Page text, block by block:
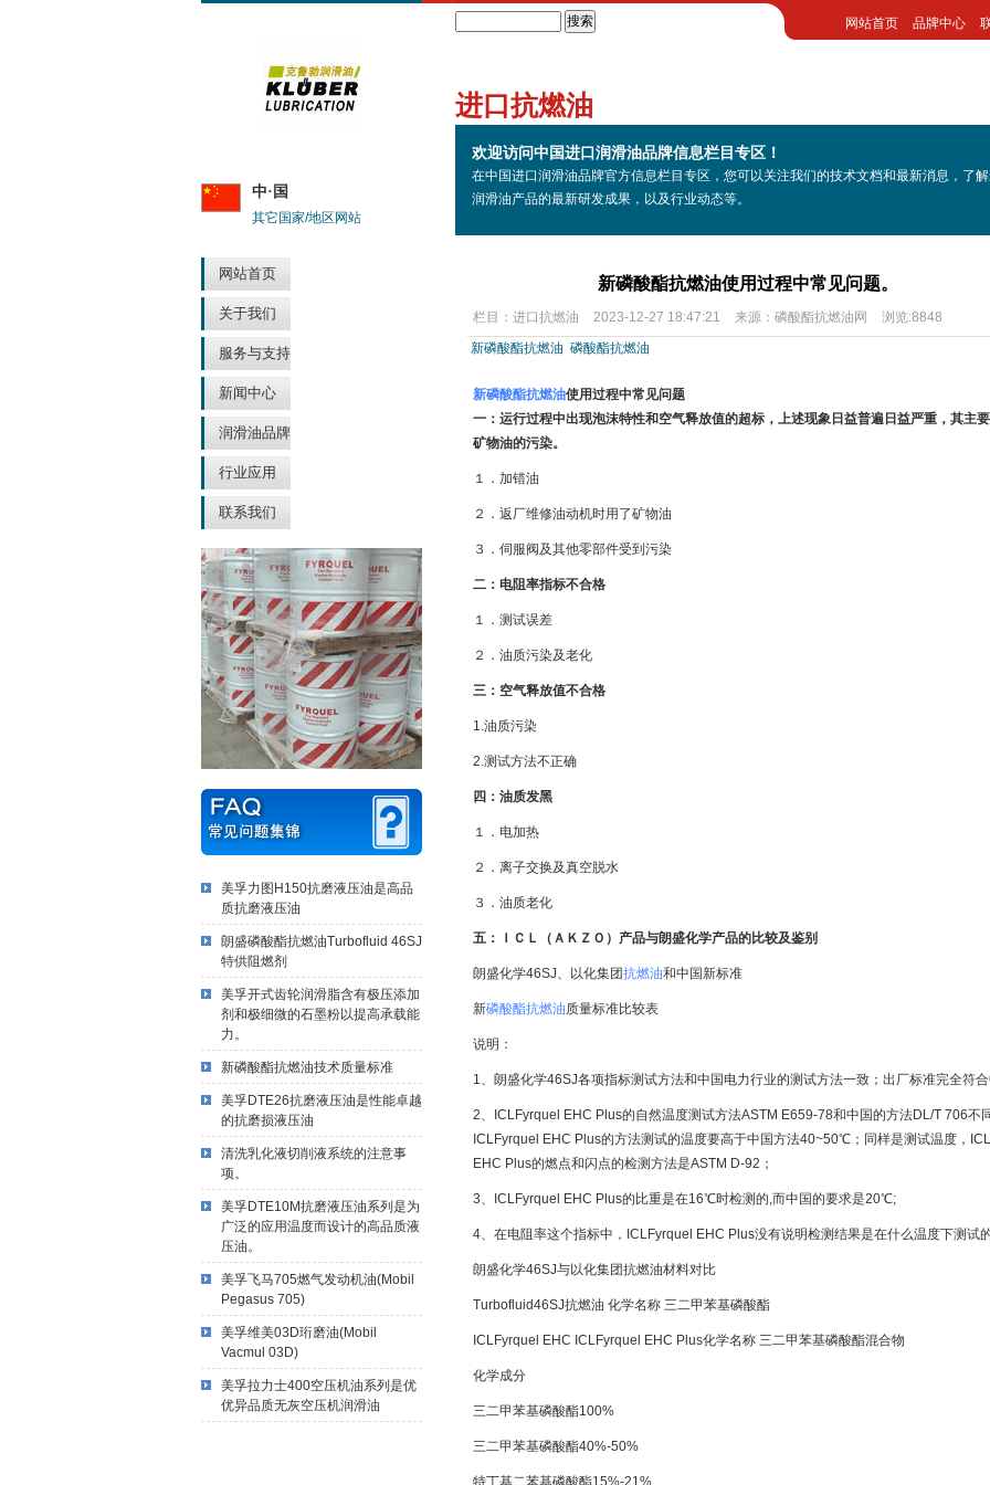
中·国
其它国家/地区网站
网站首页
关于我们
服务与支持
新闻中心
润滑油品牌
行业应用
联系我们
美孚力图H150抗磨液压油是高品
质抗磨液压油
朗盛磷酸酯抗燃油Turbofluid 46SJ
特供阻燃剂
美孚开式齿轮润滑脂含有极压添加
剂和极细微的石墨粉以提高承载能
力。
新磷酸酯抗燃油技术质量标准
美孚DTE26抗磨液压油是性能卓越
的抗磨损液压油
清洗乳化液切削液系统的注意事
项。
美孚DTE10M抗磨液压油系列是为
广泛的应用温度而设计的高品质液
压油。
美孚飞马705燃气发动机油(Mobil
Pegasus 705)
美孚维美03D珩磨油(Mobil
Vacmul 03D)
美孚拉力士400空压机油系列是优
优异品质无灰空压机润滑油
网站首页 品牌中心
进口抗燃油
欢迎访问中国进口润滑油品牌信息栏目专区！
在中国进口润滑油品牌官方信息栏目专区，您可以关注我们的技术文档和最新消息，了
润滑油产品的最新研发成果，以及行业动态等。
新磷酸酯抗燃油使用过程中常见问题。
栏目： 进口抗燃油 2023-12-27 18:47:21 来源： 磷酸酯抗燃油网
浏览:8848
新磷酸酯抗燃油 磷酸酯抗燃油
新磷酸酯抗燃油使用过程中常见问题
一：运行过程中出现泡沫特性和空气释放值的超标，上述现象日益普遍日益严重，其主
矿物油的污染。
１．加错油
２．返厂维修油动机时用了矿物油
３．伺服阀及其他零部件受到污染
二：电阻率指标不合格
１．测试误差
２．油质污染及老化
三：空气释放值不合格
1.油质污染
2.测试方法不正确
四：油质发黑
１．电加热
２．离子交换及真空脱水
３．油质老化
五：ＩＣＬ（ＡＫＺＯ）产品与朗盛化学产品的比较及鉴别
朗盛化学46SJ、以化集团抗燃油和中国新标准
新磷酸酯抗燃油质量标准比较表
说明：
1、朗盛化学46SJ各项指标测试方法和中国电力行业的测试方法一致；出厂标准完全符
2、ICLFyrquel EHC Plus的自然温度测试方法ASTM E659‐78和中国的方法DL/T 706不
ICLFyrquel EHC Plus的方法测试的温度要高于中国方法40~50℃；同样是测试温度，
EHC Plus的燃点和闪点的检测方法是ASTM D‐92；
3、ICLFyrquel EHC Plus的比重是在16℃时检测的,而中国的要求是20℃;
4、在电阻率这个指标中，ICLFyrquel EHC Plus没有说明检测结果是在什么温度下测试
朗盛化学46SJ与以化集团抗燃油材料对比
Turbofluid46SJ抗燃油 化学名称 三二甲苯基磷酸酯
ICLFyrquel EHC ICLFyrquel EHC Plus化学名称 三二甲苯基磷酸酯混合物
化学成分
三二甲苯基磷酸酯100%
三二甲苯基磷酸酯40%-50%
特丁基二苯基磷酸酯15%-21%